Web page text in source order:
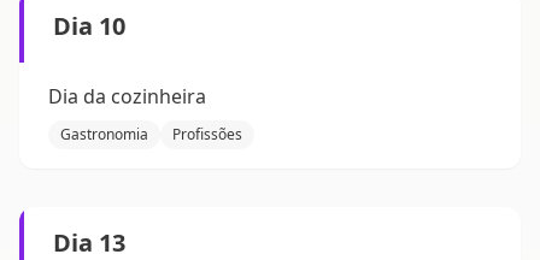
Dia 10
Dia da cozinheira
Gastronomia Profissões
Dia 13